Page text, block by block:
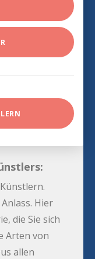
Hier
die Sie sich
Arten von
allen